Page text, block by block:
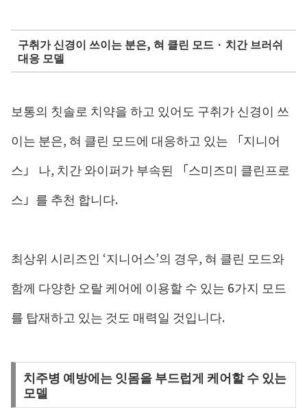
구취가 신경이 쓰이는 분은, 혀 클린 모드 · 치간 브러쉬
대응 모델
보통의 칫솔로 치약을 하고 있어도 구취가 신경이 쓰
이는 분은, 혀 클린 모드에 대응하고 있는 「지니어
스」 나, 치간 와이퍼가 부속된 「스미즈미 클린프로
스」를 추천 합니다.
최상위 시리즈인 ‘지니어스’의 경우, 혀 클린 모드와
함께 다양한 오랄 케어에 이용할 수 있는 6가지 모드
를 탑재하고 있는 것도 매력일 것입니다.
치주병 예방에는 잇몸을 부드럽게 케어할 수 있는
모델